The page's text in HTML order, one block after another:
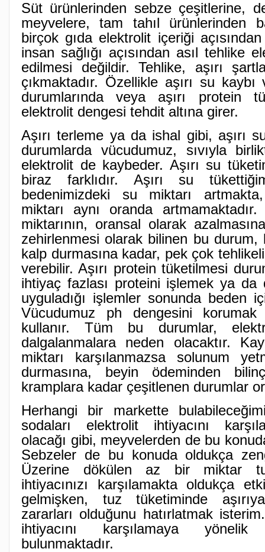
Süt ürünlerinden sebze çeşitlerine,
meyvelere, tam tahıl ürünlerinden
birçok gıda elektrolit içeriği
insan sağlığı açısından asıl tehlike
edilmesi değildir. Tehlike, aşırı
çıkmaktadır. Özellikle aşırı su
durumlarında veya aşırı protein
elektrolit dengesi tehdit altına girer.
Aşırı terleme ya da ishal gibi, aşırı
durumlarda vücudumuz, sıvıyla
elektrolit de kaybeder. Aşırı su
biraz farklıdır. Aşırı su
bedenimizdeki su miktarı
miktarı aynı oranda
miktarının, oransal olarak
zehirlenmesi olarak bilinen bu durum,
kalp durmasına kadar, pek çok
verebilir. Aşırı protein tüketilmesi
ihtiyaç fazlası proteini işlemek ya da
uyguladığı işlemler sonunda beden
Vücudumuz ph dengesini korumak
kullanır. Tüm bu durumlar,
dalgalanmalara neden olacaktır.
miktarı karşılanmazsa solunum
durmasına, beyin ödeminden
kramplara kadar çeşitlenen durumlar
Herhangi bir markette
sodaları elektrolit ihtiyacını
olacağı gibi, meyvelerden de bu
Sebzeler de bu konuda oldukça
Üzerine dökülen az bir miktar
ihtiyacınızı karşılamakta oldukça
gelmişken, tuz tüketiminde
zararları olduğunu hatırlatmak
ihtiyacını karşılamaya
bulunmaktadır.